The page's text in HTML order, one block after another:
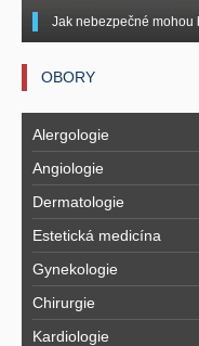
Jak nebezpečné mohou
OBORY
Alergologie
Angiologie
Dermatologie
Estetická medicína
Gynekologie
Chirurgie
Kardiologie